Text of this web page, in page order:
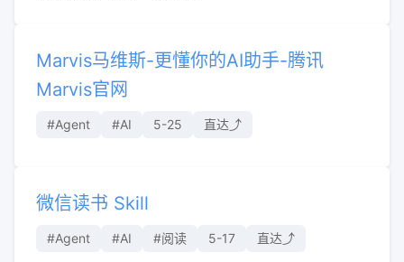
Marvis马维斯-更懂你的AI助手-腾讯
Marvis官网
#Agent #AI 5-25 直达⤴︎
微信读书 Skill
#Agent #AI #阅读 5-17 直达⤴︎